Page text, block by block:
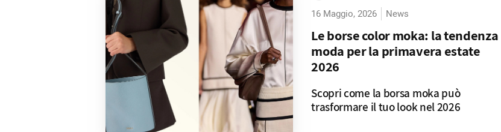
16 Maggio, 2026
News
Le borse color moka: la tendenza
moda per la primavera estate
2026
Scopri come la borsa moka può
trasformare il tuo look nel 2026